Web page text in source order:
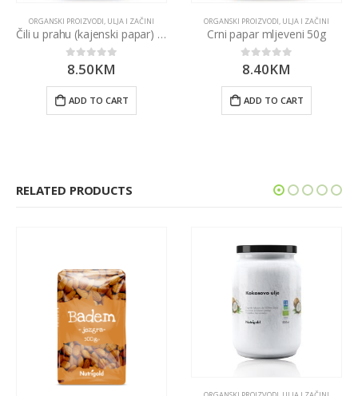
ORGANSKI PROIZVODI, ULJA I ZAČINI
Čili u prahu (kajenski papar) 50g Lebensbaum
0out of 5
8.50KM
ADD TO CART
ORGANSKI PROIZVODI, ULJA I ZAČINI
Crni papar mljeveni 50g
0out of 5
8.40KM
ADD TO CART
RELATED PRODUCTS